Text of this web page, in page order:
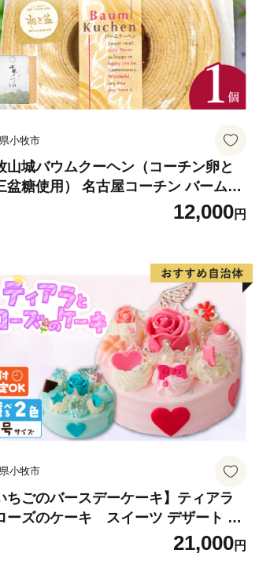
小牧市
山城バウムクーヘン（コーチン卵と
盆糖使用） 名古屋コーチン バームク
ン 和三盆 小牧銘菓 バウムクーヘン
愛知県 小牧市 アンプチベアやぐま
12,000円
小牧市
ちごのバースデーケーキ】ティアラ
ーズのケーキ スイーツ デザート 洋
お取り寄せ 愛知県 小牧市 送料無料
日 クリスマス お祝い ばら 花 フラワ
21,000円